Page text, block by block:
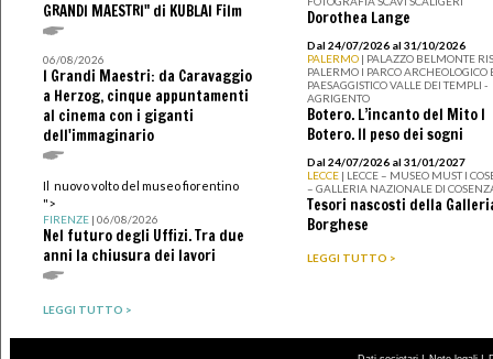
GRANDI MAESTRI" di KUBLAI Film
06/08/2026
I Grandi Maestri: da Caravaggio
a Herzog, cinque appuntamenti
al cinema con i giganti
dell'immaginario
Il nuovo volto del museo fiorentino
">
FIRENZE| 06/08/2026
Nel futuro degli Uffizi. Tra due
anni la chiusura dei lavori
LEGGI TUTTO >
Dorothea Lange
Dal 24/07/2026 al 31/10/2026
PALERMO | PALAZZO BELMONTE
PALERMO I PARCO ARCHEOLOGICO
PAESAGGISTICO VALLE DEI TEMPLI -
AGRIGENTO
Botero. L’incanto del Mito I
Botero. Il peso dei sogni
Dal 24/07/2026 al 31/01/2027
LECCE | LECCE – MUSEO MUST I
– GALLERIA NAZIONALE DI
Tesori nascosti della
Borghese
LEGGI TUTTO >